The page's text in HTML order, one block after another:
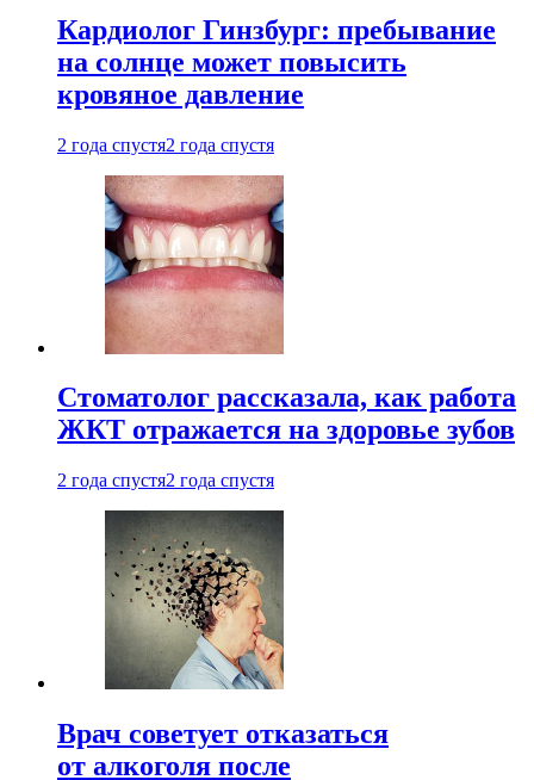
Кардиолог Гинзбург: пребывание
на солнце может повысить
кровяное давление
2 года спустя2 года спустя
Стоматолог рассказала, как работа
ЖКТ отражается на здоровье зубов
2 года спустя2 года спустя
Врач советует отказаться
от алкоголя после